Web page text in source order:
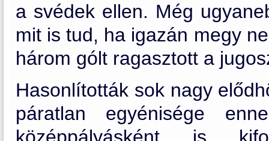
a svédek ellen. Még
mit is tud, ha igazán megy
három gólt ragasztott a
Hasonlították sok nagy
páratlan egyénisége
középpályásként is